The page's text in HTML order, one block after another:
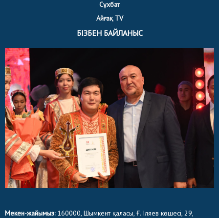
Сұхбат
Айғақ TV
БІЗБЕН БАЙЛАНЫС
Мекен-жайымыз:160000, Шымкент қаласы, Ғ. Іляев көшесі, 29,